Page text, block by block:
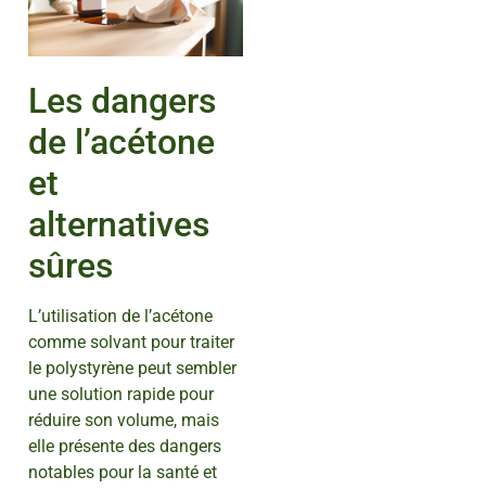
Les dangers
de l’acétone
et
alternatives
sûres
L’utilisation de l’acétone
comme solvant pour traiter
le polystyrène peut sembler
une solution rapide pour
réduire son volume, mais
elle présente des dangers
notables pour la santé et